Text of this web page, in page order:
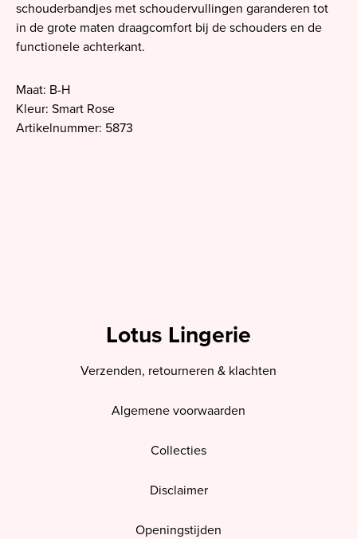
schouderbandjes met schoudervullingen garanderen tot
in de grote maten draagcomfort bij de schouders en de
functionele achterkant.
Maat: B-H
Kleur: Smart Rose
Artikelnummer: 5873
Lotus Lingerie
Verzenden, retourneren & klachten
Algemene voorwaarden
Collecties
Disclaimer
Openingstijden